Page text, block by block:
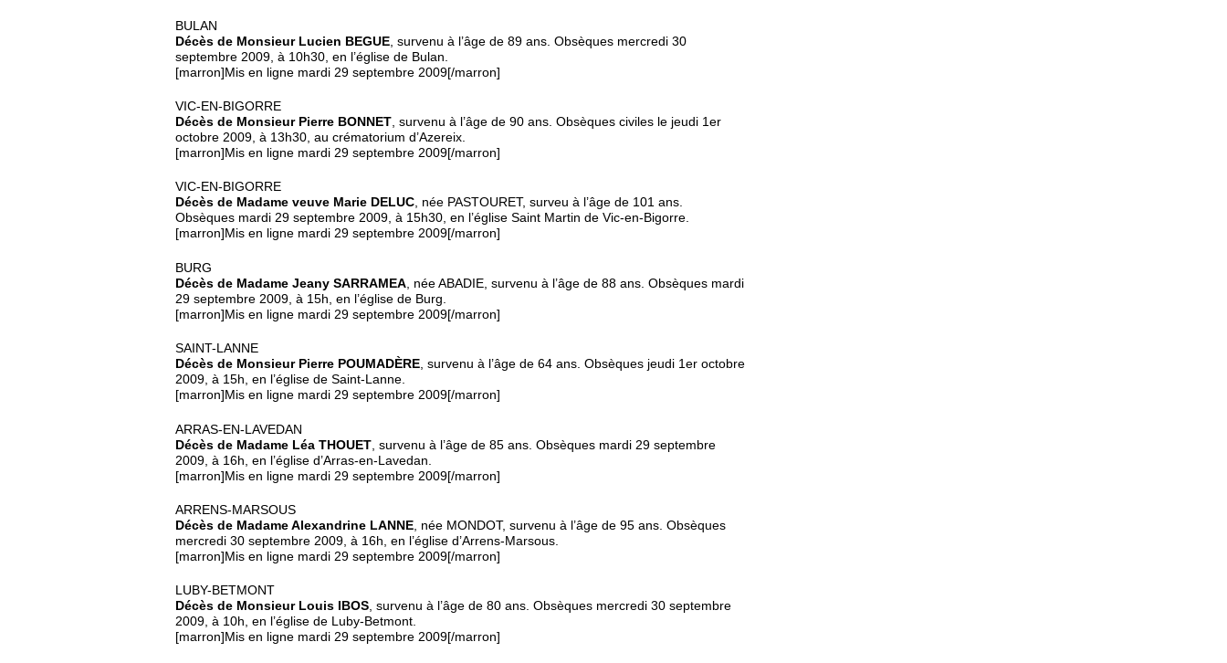
BULAN
Décès de Monsieur Lucien BEGUE , survenu à l’âge de 89 ans. Obsèques mercredi 30
septembre 2009, à 10h30, en l’église de Bulan.
[marron]Mis en ligne mardi 29 septembre 2009[/marron]
VIC-EN-BIGORRE
Décès de Monsieur Pierre BONNET, survenu à l’âge de 90 ans. Obsèques civiles le jeudi 1er
octobre 2009, à 13h30, au crématorium d’Azereix.
[marron]Mis en ligne mardi 29 septembre 2009[/marron]
VIC-EN-BIGORRE
Décès de Madame veuve Marie DELUC, née PASTOURET, surveu à l’âge de 101 ans.
Obsèques mardi 29 septembre 2009, à 15h30, en l’église Saint Martin de Vic-en-Bigorre.
[marron]Mis en ligne mardi 29 septembre 2009[/marron]
BURG
Décès de Madame Jeany SARRAMEA , née ABADIE, survenu à l’âge de 88 ans. Obsèques mardi
29 septembre 2009, à 15h, en l’église de Burg.
[marron]Mis en ligne mardi 29 septembre 2009[/marron]
SAINT-LANNE
Décès de Monsieur Pierre POUMADÈRE, survenu à l’âge de 64 ans. Obsèques jeudi 1er octobre
2009, à 15h, en l’église de Saint-Lanne.
[marron]Mis en ligne mardi 29 septembre 2009[/marron]
ARRAS-EN-LAVEDAN
Décès de Madame Léa THOUET , survenu à l’âge de 85 ans. Obsèques mardi 29 septembre
2009, à 16h, en l’église d’Arras-en-Lavedan.
[marron]Mis en ligne mardi 29 septembre 2009[/marron]
ARRENS-MARSOUS
Décès de Madame Alexandrine LANNE, née MONDOT, survenu à l’âge de 95 ans. Obsèques
mercredi 30 septembre 2009, à 16h, en l’église d’Arrens-Marsous.
[marron]Mis en ligne mardi 29 septembre 2009[/marron]
LUBY-BETMONT
Décès de Monsieur Louis IBOS, survenu à l’âge de 80 ans. Obsèques mercredi 30 septembre
2009, à 10h, en l’église de Luby-Betmont.
[marron]Mis en ligne mardi 29 septembre 2009[/marron]